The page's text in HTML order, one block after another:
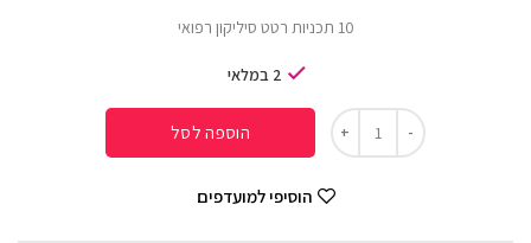
10 תכניות רטט סיליקון רפואי
2 במלאי
הוספה לסל
הוסיפי למועדפים